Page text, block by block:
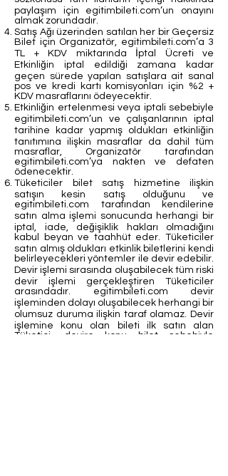
paylaşım için egitimbileti.com’un onayını
almak zorundadır.
Satış Ağı üzerinden satılan her bir Geçersiz
Bilet için Organizatör, egitimbileti.com’a 3
TL + KDV miktarında İptal Ücreti ve
Etkinliğin iptal edildiği zamana kadar
geçen sürede yapılan satışlara ait sanal
pos ve kredi kartı komisyonları için %2 +
KDV masraflarını ödeyecektir.
Etkinliğin ertelenmesi veya iptali sebebiyle
egitimbileti.com’un ve çalışanlarının iptal
tarihine kadar yapmış oldukları etkinliğin
tanıtımına ilişkin masraflar da dahil tüm
masraflar, Organizatör tarafından
egitimbileti.com’ya nakten ve defaten
ödenecektir.
Tüketiciler bilet satış hizmetine ilişkin
satışın kesin satış olduğunu ve
egitimbileti.com tarafından kendilerine
satın alma işlemi sonucunda herhangi bir
iptal, iade, değişiklik hakları olmadığını
kabul beyan ve taahhüt eder. Tüketiciler
satın almış oldukları etkinlik biletlerini kendi
belirleyecekleri yöntemler ile devir edebilir.
Devir işlemi sırasında oluşabilecek tüm riski
devir işlemi gerçekleştiren Tüketiciler
arasındadır. egitimbileti.com devir
işleminden dolayı oluşabilecek herhangi bir
olumsuz duruma ilişkin taraf olamaz. Devir
işlemine konu olan bileti ilk satın alan
Tüketici, devire konu bilet sebebiyle